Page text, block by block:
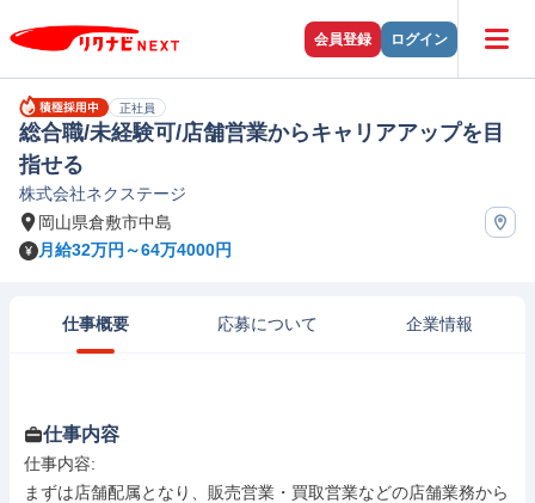
会員登録 ログイン
正社員
総合職/未経験可/店舗営業からキャリアアップを目
指せる
株式会社ネクステージ
岡山県倉敷市中島
月給32万円～64万4000円
仕事概要 応募について 企業情報
仕事内容
仕事内容:
まずは店舗配属となり、販売営業・買取営業などの店舗業務から